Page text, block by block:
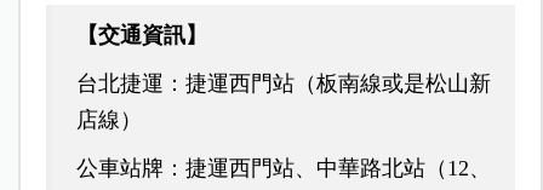
【交通資訊】
台北捷運：捷運西門站（板南線或是松山新
店線）
公車站牌：捷運西門站、中華路北站（12、